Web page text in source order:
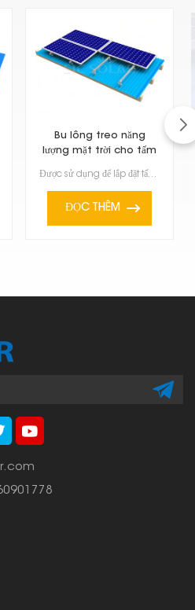
Bu lông treo năng
lượng mặt trời cho tấm
Được sử dụng để lắp đặt tấm pin mặt trời trên mái kim loại, bu lông treo pin mặt trời cho tấm lợp ki...
ĐỌC THÊM